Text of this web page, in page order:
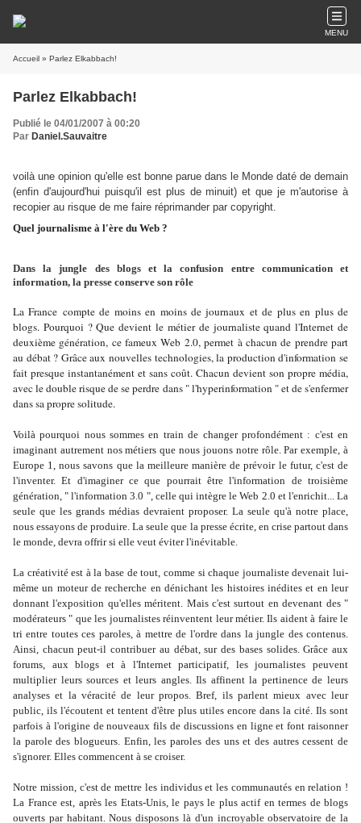
MENU
Accueil » Parlez Elkabbach!
Parlez Elkabbach!
Publié le 04/01/2007 à 00:20
Par Daniel.Sauvaitre
voilà une opinion qu'elle est bonne parue dans le Monde daté de demain
(enfin d'aujourd'hui puisqu'il est plus de minuit) et que je m'autorise à
recopier au risque de me faire réprimander par copyright.
Quel journalisme à l'ère du Web ?
Dans la jungle des blogs et la confusion entre communication et
information, la presse conserve son rôle
La France compte de moins en moins de journaux et de plus en plus de
blogs. Pourquoi ? Que devient le métier de journaliste quand l'Internet de
deuxième génération, ce fameux Web 2.0, permet à chacun de prendre part
au débat ? Grâce aux nouvelles technologies, la production d'information se
fait presque instantanément et sans coût. Chacun devient son propre média,
avec le double risque de se perdre dans " l'hyperinformation " et de s'enfermer
dans sa propre solitude.
Voilà pourquoi nous sommes en train de changer profondément : c'est en
imaginant autrement nos métiers que nous jouons notre rôle. Par exemple, à
Europe 1, nous savons que la meilleure manière de prévoir le futur, c'est de
l'inventer. Et d'imaginer ce que pourrait être l'information de troisième
génération, " l'information 3.0 ", celle qui intègre le Web 2.0 et l'enrichit... La
seule que les grands médias devraient proposer. La seule qu'à notre place,
nous essayons de produire. La seule que la presse écrite, en crise partout dans
le monde, devra offrir si elle veut éviter l'inévitable.
La créativité est à la base de tout, comme si chaque journaliste devenait lui-
même un moteur de recherche en dénichant les histoires inédites et en leur
donnant l'exposition qu'elles méritent. Mais c'est surtout en devenant des "
modérateurs " que les journalistes réinventent leur métier. Ils aident à faire le
tri entre toutes ces paroles, à mettre de l'ordre dans la jungle des contenus.
Ainsi, chacun peut-il contribuer au débat, sur des bases solides. Grâce aux
forums, aux blogs et à l'Internet participatif, les journalistes peuvent
multiplier leurs sources et leurs angles. Ils affinent la pertinence de leurs
analyses et la véracité de leur propos. Bref, ils parlent mieux avec leur
public, ils l'écoutent et tentent d'être plus utiles encore dans la cité. Ils sont
parfois à l'origine de nouveaux fils de discussions en ligne et font raisonner
la parole des blogueurs. Enfin, les paroles des uns et des autres cessent de
s'ignorer. Elles commencent à se croiser.
Notre mission, c'est de mettre les individus et les communautés en relation !
La Franceest, après les Etats-Unis, le pays le plus actif en termes de blogs
ouverts par habitant. Nous disposons là d'un incroyable observatoire de la